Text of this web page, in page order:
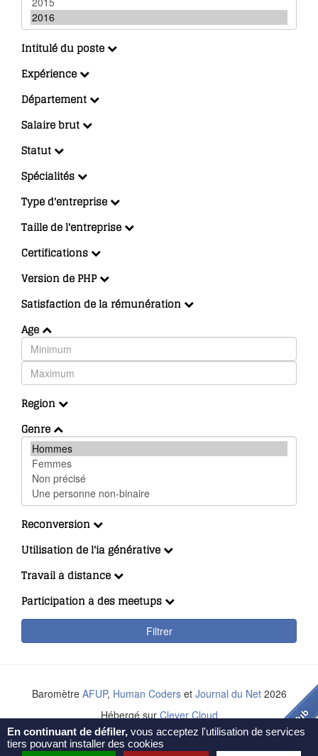
Intitulé du poste
Expérience
Département
Salaire brut
Statut
Spécialités
Type d'entreprise
Taille de l'entreprise
Certifications
Version de PHP
Satisfaction de la rémunération
Age
Region
Genre
Reconversion
Utilisation de l'ia générative
Travail à distance
Participation à des meetups
Filtrer
Baromètre AFUP, Human Coderset Journal du Net2026
Hébergé surClever Cloud
Creative Commons BY-NC-ND
En continuant de défiler, vous acceptez l'utilisation de services
tiers pouvant installer des cookies